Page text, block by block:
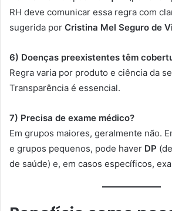
RH deve comunicar essa regra com
sugerida por Cristina Mel Seguro de
6) Doenças preexistentes têm
Regra varia por produto e ciência da
Transparência é essencial.
7) Precisa de exame médico?
Em grupos maiores, geralmente não.
e grupos pequenos, pode haver DP
de saúde) e, em casos específicos,